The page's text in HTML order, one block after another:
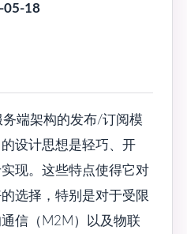
05-18
端架构的发布/订阅模
设计思想是轻巧、开
现。这些特点使得它对
选择，特别是对于受限
信（M2M）以及物联